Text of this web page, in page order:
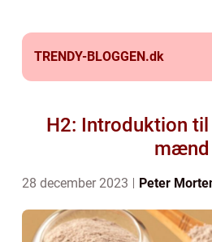
TRENDY-BLOGGEN.dk
H2: Introduktion
mænd
28 december 2023 Peter